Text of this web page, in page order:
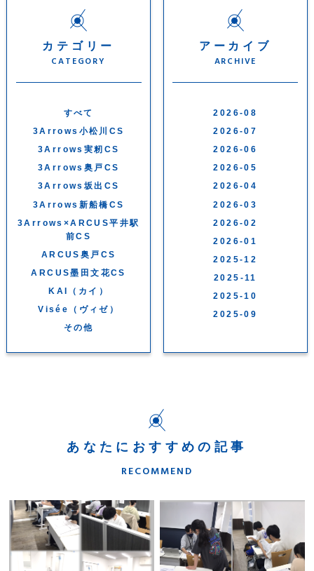
カテゴリー
CATEGORY
すべて
3Arrows小松川CS
3Arrows実籾CS
3Arrows奥戸CS
3Arrows坂出CS
3Arrows新船橋CS
3Arrows×ARCUS平井駅
前CS
ARCUS奥戸CS
ARCUS墨田文花CS
KAI（カイ）
Visée（ヴィゼ）
その他
アーカイブ
ARCHIVE
2026-08
2026-07
2026-06
2026-05
2026-04
2026-03
2026-02
2026-01
2025-12
2025-11
2025-10
2025-09
あなたにおすすめの記事
RECOMMEND